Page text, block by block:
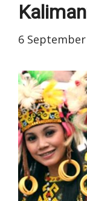
6 September